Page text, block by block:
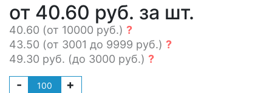
от 40.60 руб. за шт.
40.60 (от 10000 руб.) ?
43.50 (от 3001 до 9999 руб.) ?
49.30 руб. (до 3000 руб.) ?
- +